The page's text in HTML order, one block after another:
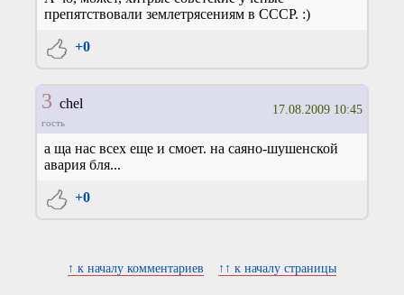
препятствовали землетрясениям в СССР. :)
+0
3 chel
гость
17.08.2009 10:45
а ща нас всех еще и смоет. на саяно-шушенской
авария бля...
+0
↑ к началу комментариев ↑↑ к началу страницы